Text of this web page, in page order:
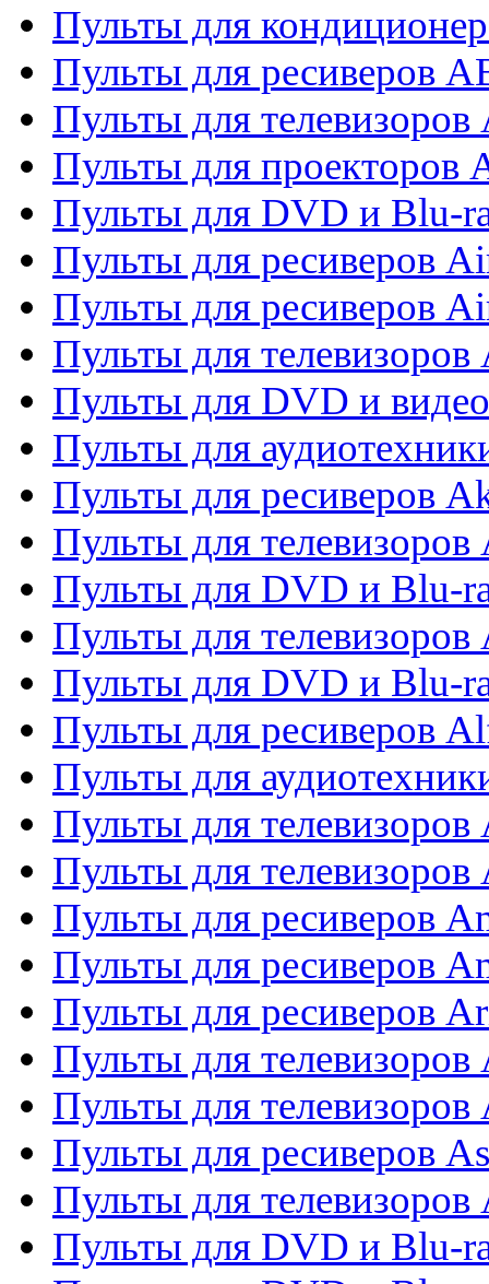
Пульты для
Пульты для ресиверов
Пульты для телевизоров
Пульты для проекторов
Пульты для DVD и Blu-
Пульты для ресиверов
Пульты для ресиверов
Пульты для телевизоров
Пульты для DVD и
Пульты для
Пульты для ресиверов
Пульты для телевизоров
Пульты для DVD и Blu-
Пульты для
Пульты для DVD и Blu-
Пульты для ресиверов
Пульты для
Пульты для
Пульты для
Пульты для ресиверов
Пульты для ресиверов
Пульты для ресиверов
Пульты для
Пульты для телевизоров
Пульты для ресиверов
Пульты для телевизоров
Пульты для DVD и Blu-